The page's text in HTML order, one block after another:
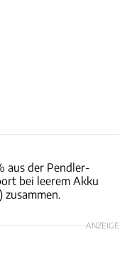
aus der Pendler-
bei leerem Akku
ANZEIGE